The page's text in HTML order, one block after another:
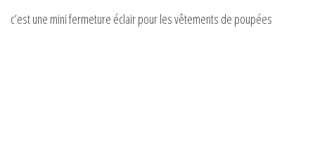
c’est une mini fermeture éclair pour les vêtements de poupées